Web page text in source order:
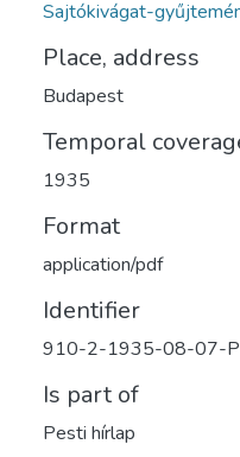
Sajtókivágat-
Place, address
Budapest
Temporal
1935
Format
application/pdf
Identifier
910-2-1935-08-07-
Is part of
Pesti hírlap